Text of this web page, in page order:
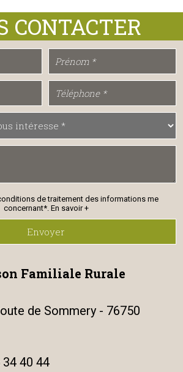
de traitement des informations me
concernant*. En savoir +
Envoyer
Familiale Rurale
de Sommery - 76750
34 40 44